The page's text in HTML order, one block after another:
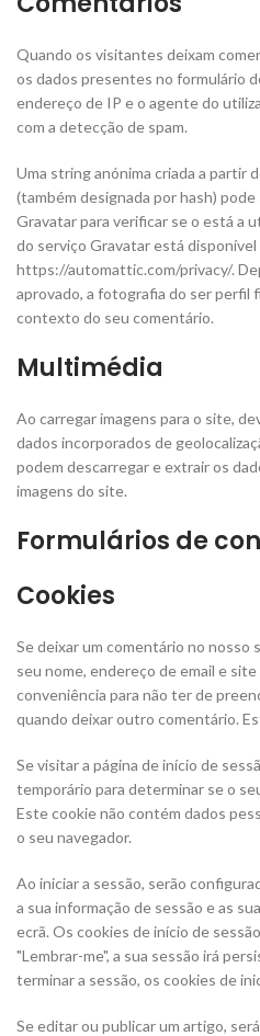
Quando os visitantes deixam
os dados presentes no formulário
endereço de IP e o agente do
com a detecção de spam.
Uma string anónima criada a partir
(também designada por hash)
Gravatar para verificar se o está a
do serviço Gravatar está disponível
https://automattic.com/privacy/.
aprovado, a fotografia do ser perfil
contexto do seu comentário.
Multimédia
Ao carregar imagens para o site,
dados incorporados de
podem descarregar e extrair os
imagens do site.
Formulários de
Cookies
Se deixar um comentário no nosso
seu nome, endereço de email e
conveniência para não ter de
quando deixar outro comentário.
Se visitar a página de início de
temporário para determinar se o
Este cookie não contém dados
o seu navegador.
Ao iniciar a sessão, serão
a sua informação de sessão e as
ecrã. Os cookies de início de
"Lembrar-me", a sua sessão irá
terminar a sessão, os cookies de
Se editar ou publicar um artigo,